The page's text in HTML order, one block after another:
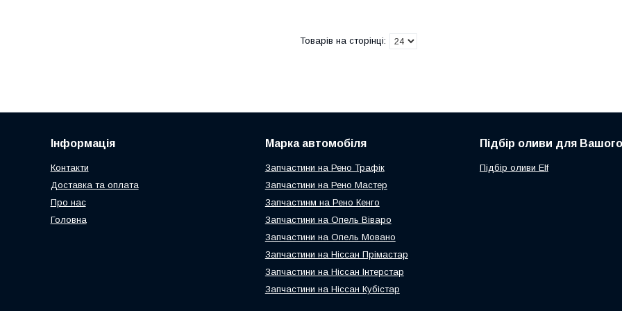
Інформація
Контакти
Доставка та оплата
Про нас
Головна
Марка автомобіля
Запчастини на Рено Трафік
Запчастини на Рено Мастер
Запчастинм на Рено Кенго
Запчастини на Опель Віваро
Запчастини на Опель Мовано
Запчастини на Ніссан Прімастар
Запчастини на Ніссан Інтерстар
Запчастини на Ніссан Кубістар
Підбір оливи для
Підбір оливи Elf